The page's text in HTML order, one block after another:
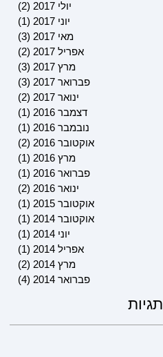
יולי 2017
(2)
יוני 2017
(1)
מאי 2017
(3)
אפריל 2017
(2)
מרץ 2017
(3)
פברואר 2017
(3)
ינואר 2017
(2)
דצמבר 2016
(1)
נובמבר 2016
(1)
אוקטובר 2016
(2)
מרץ 2016
(1)
פברואר 2016
(1)
ינואר 2016
(2)
אוקטובר 2015
(1)
אוקטובר 2014
(1)
יוני 2014
(1)
אפריל 2014
(1)
מרץ 2014
(2)
פברואר 2014
(4)
תגיות